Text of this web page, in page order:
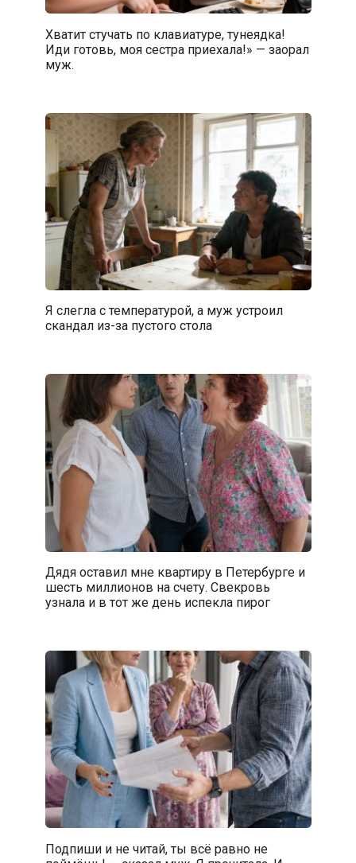
Хватит стучать по клавиатуре, тунеядка!
Иди готовь, моя сестра приехала!» — заорал
муж.
Я слегла с температурой, а муж устроил
скандал из-за пустого стола
Дядя оставил мне квартиру в Петербурге и
шесть миллионов на счету. Свекровь
узнала и в тот же день испекла пирог
Подпиши и не читай, ты всё равно не